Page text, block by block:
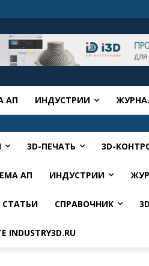
АП ИНДУСТРИИ
3D-ПЕЧАТЬ 3D-
АП ИНДУСТРИИ
СТАТЬИ СПРАВОЧНИК
INDUSTRY3D.RU